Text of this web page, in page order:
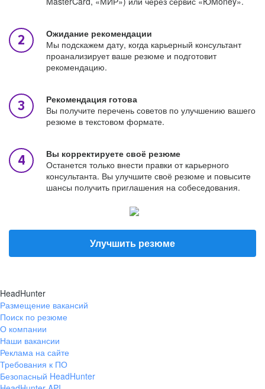
Ожидание рекомендации
Мы подскажем дату, когда карьерный консультант
проанализирует ваше резюме и подготовит
рекомендацию.
Рекомендация готова
Вы получите перечень советов по улучшению вашего
резюме в текстовом формате.
Вы корректируете своё резюме
Останется только внести правки от карьерного
консультанта. Вы улучшите своё резюме и повысите
шансы получить приглашения на собеседования.
Улучшить резюме
HeadHunter
Размещение вакансий
Поиск по резюме
О компании
Наши вакансии
Реклама на сайте
Требования к ПО
Безопасный HeadHunter